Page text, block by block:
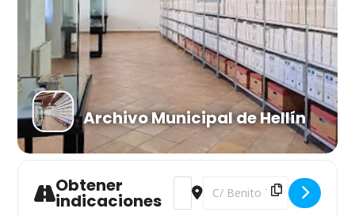
Archivo Municipal de Hellín
Obtener
indicaciones
Address - "Nuestras aves
Destination Address -